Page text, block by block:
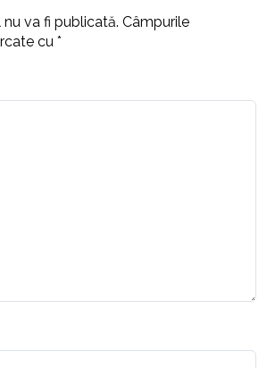
va fi publicată. Câmpurile
cu *